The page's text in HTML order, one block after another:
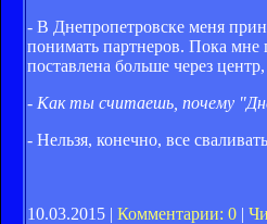
- В Днепропетровске меня
понимать партнеров. Пока
поставлена больше через
- Как ты считаешь, почему
- Нельзя, конечно, все
10.03.2015 | Комментарии: 0 |